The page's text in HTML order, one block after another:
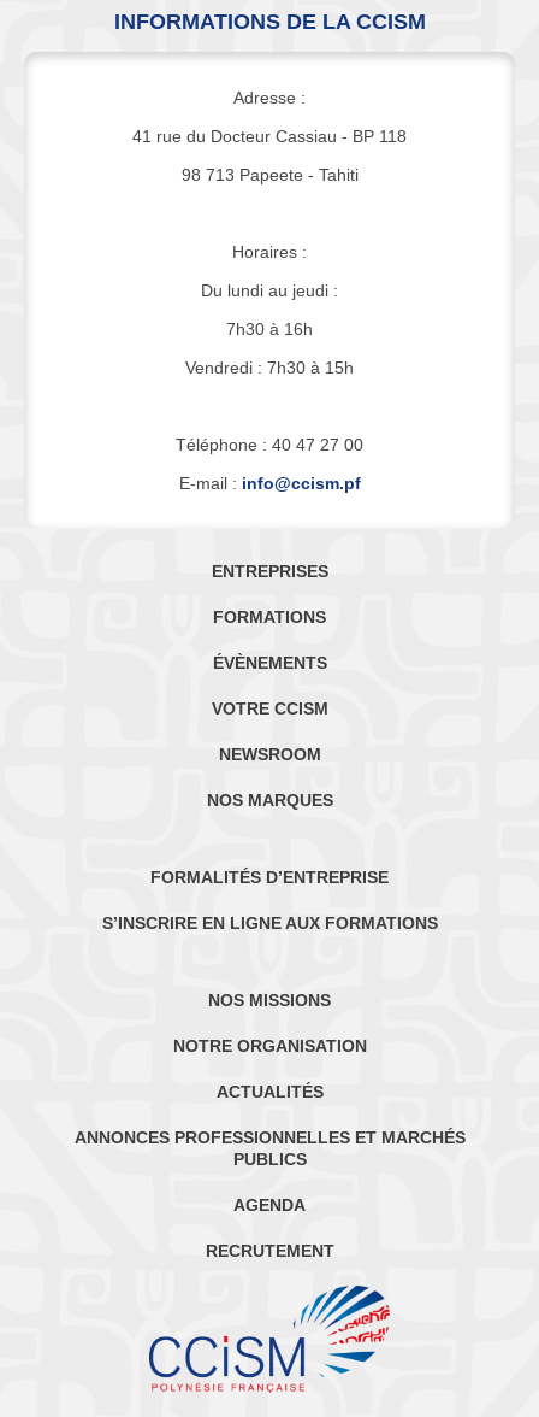
INFORMATIONS DE LA CCISM
Adresse :
41 rue du Docteur Cassiau - BP 118
98 713 Papeete - Tahiti
Horaires :
Du lundi au jeudi :
7h30 à 16h
Vendredi : 7h30 à 15h
Téléphone : 40 47 27 00
E-mail : info@ccism.pf
ENTREPRISES
FORMATIONS
ÉVÈNEMENTS
VOTRE CCISM
NEWSROOM
NOS MARQUES
FORMALITÉS D’ENTREPRISE
S’INSCRIRE EN LIGNE AUX FORMATIONS
NOS MISSIONS
NOTRE ORGANISATION
ACTUALITÉS
ANNONCES PROFESSIONNELLES ET MARCHÉS
PUBLICS
AGENDA
RECRUTEMENT